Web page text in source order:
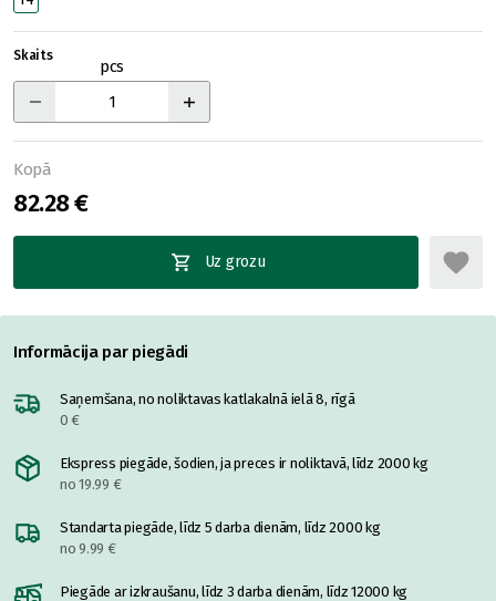
Skaits
pcs
Kopā
82.28 €
Uz grozu
Informācija par piegādi
Saņemšana, no noliktavas katlakalnā ielā 8, rīgā
0 €
Ekspress piegāde, šodien, ja preces ir noliktavā, līdz 2000 kg
no 19.99 €
Standarta piegāde, līdz 5 darba dienām, līdz 2000 kg
no 9.99 €
Piegāde ar izkraušanu, līdz 3 darba dienām, līdz 12000 kg